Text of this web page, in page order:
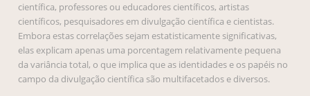
científica, professores ou educadores científicos, artistas
científicos, pesquisadores em divulgação científica e cientistas.
Embora estas correlações sejam estatisticamente significativas,
elas explicam apenas uma porcentagem relativamente pequena
da variância total, o que implica que as identidades e os papéis no
campo da divulgação científica são multifacetados e diversos.